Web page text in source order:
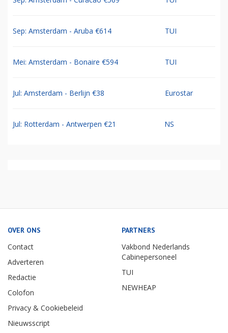
Sep: Amsterdam - Aruba €614 TUI
Mei: Amsterdam - Bonaire €594 TUI
Jul: Amsterdam - Berlijn €38 Eurostar
Jul: Rotterdam - Antwerpen €21 NS
OVER ONS
Contact
Adverteren
Redactie
Colofon
Privacy & Cookiebeleid
Nieuwsscript
PARTNERS
Vakbond Nederlands
Cabinepersoneel
TUI
NEWHEAP